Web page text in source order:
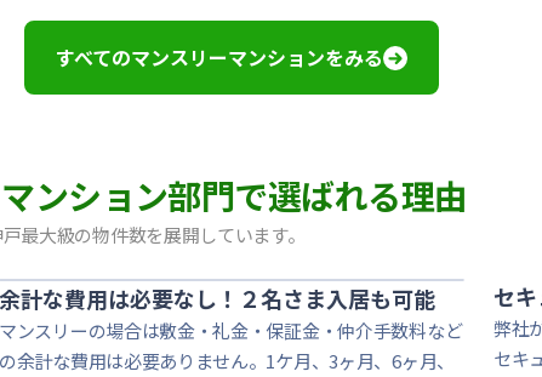
ム・Wi-Fiレンタル可（有料）
ム・Wi-Fiレンタル可（有料）｜神戸大学・甲南女子大学徒
Wi-Fiレンタル可（有料）
タル可｜オートロック｜西宮ガーデンズすぐ近く
タル可｜オートロック｜西宮ガーデンズすぐ近く
すべてのマンスリーマンションをみる
ンション部門で選ばれる理由
最大級の物件数を展開しています。
余計な費用は必要なし！２名さま入居も可能
マンスリーの場合は敷金・礼金・保証金・仲介手数料など
の余計な費用は必要ありません。1ケ月、3ヶ月、6ヶ月、
セ
弊社
セキ